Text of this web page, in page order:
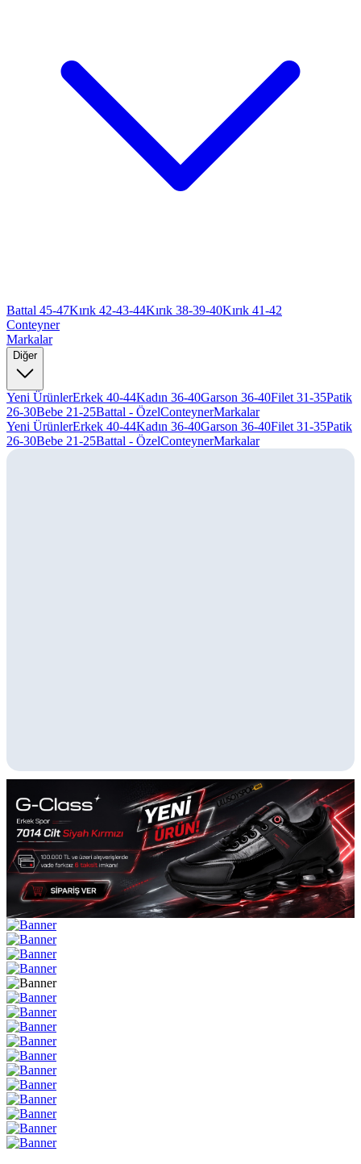
Battal 45-47Kırık 42-43-44Kırık 38-39-40Kırık 41-42
Conteyner
Markalar
Diğer
Yeni ÜrünlerErkek 40-44Kadın 36-40Garson 36-40Filet 31-35Patik
26-30Bebe 21-25Battal - ÖzelConteynerMarkalar
Yeni ÜrünlerErkek 40-44Kadın 36-40Garson 36-40Filet 31-35Patik
26-30Bebe 21-25Battal - ÖzelConteynerMarkalar